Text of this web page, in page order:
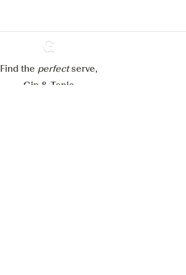
Ginventory
Find the perfectserve,
Gin & Tonic
Alle Cookies akzeptieren